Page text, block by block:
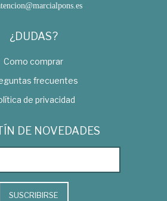
¿DUDAS?
Como comprar
frecuentes
de privacidad
DE NOVEDADES
SUSCRIBIRSE